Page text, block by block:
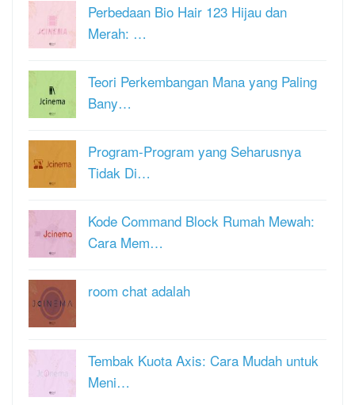
Perbedaan Bio Hair 123 Hijau dan
Merah: …
Teori Perkembangan Mana yang Paling
Bany…
Program-Program yang Seharusnya
Tidak Di…
Kode Command Block Rumah Mewah:
Cara Mem…
room chat adalah
Tembak Kuota Axis: Cara Mudah untuk
Meni…